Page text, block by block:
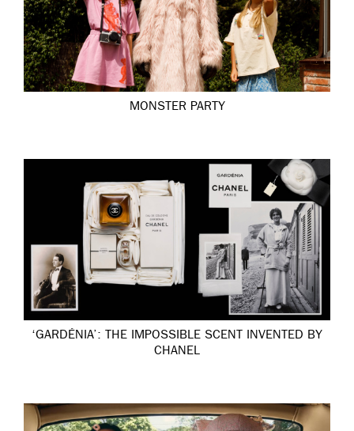
MONSTER PARTY
‘GARDÉNIA’: THE IMPOSSIBLE SCENT INVENTED BY
CHANEL